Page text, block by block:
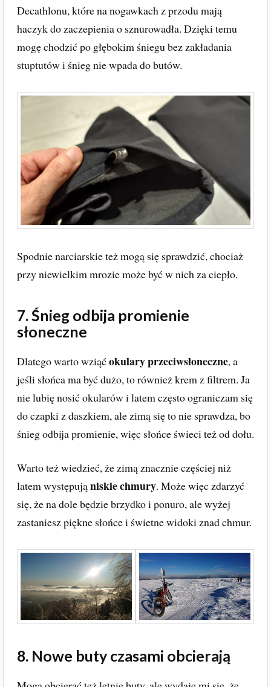
Decathlonu, które na nogawkach z przodu mają
haczyk do zaczepienia o sznurowadła. Dzięki temu
mogę chodzić po głębokim śniegu bez zakładania
stuptutów i śnieg nie wpada do butów.
Spodnie narciarskie też mogą się sprawdzić, chociaż
przy niewielkim mrozie może być w nich za ciepło.
7. Śnieg odbija promienie
słoneczne
Dlatego warto wziąćokulary przeciwsłoneczne, a
jeśli słońca ma być dużo, to również krem z filtrem. Ja
nie lubię nosić okularów i latem często ograniczam się
do czapki z daszkiem, ale zimą się to nie sprawdza, bo
śnieg odbija promienie, więc słońce świeci też od dołu.
Warto też wiedzieć, że zimą znacznie częściej niż
latem występująniskie chmury. Może więc zdarzyć
się, że na dole będzie brzydko i ponuro, ale wyżej
zastaniesz piękne słońce i świetne widoki znad chmur.
8. Nowe buty czasami obcierają